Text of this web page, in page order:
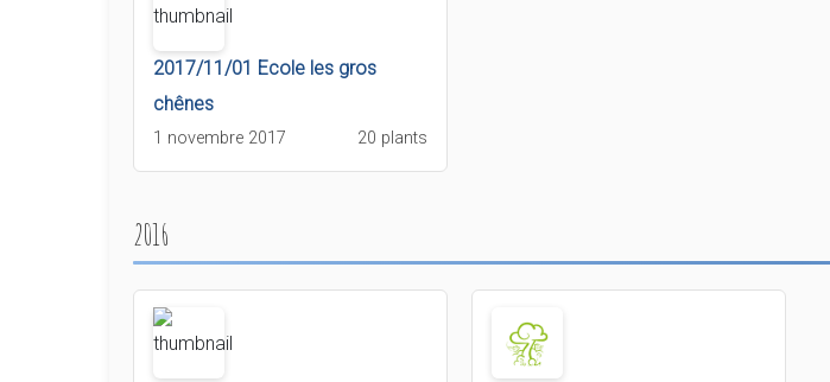
2017/11/01 Ecole les gros
chênes
1 novembre 2017 20 plants
2016